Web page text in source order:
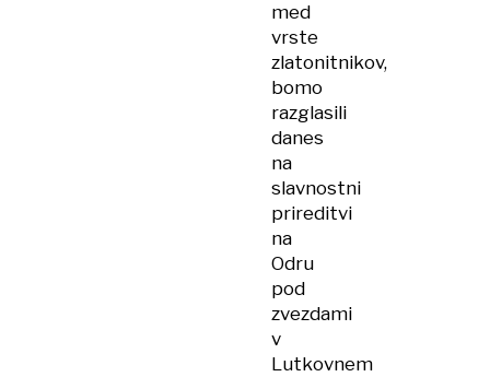
med
vrste
zlatonitnikov,
bomo
razglasili
danes
na
slavnostni
prireditvi
na
Odru
pod
zvezdami
v
Lutkovnem